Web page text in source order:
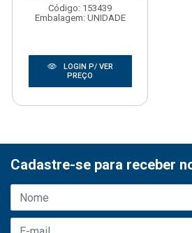
Código: 153439
Embalagem: UNIDADE
LOGIN P/ VER
PREÇO
Cadastre-se para receber